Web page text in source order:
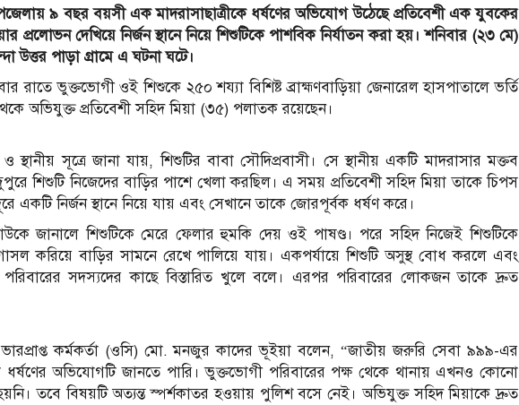
৯ বছর বয়সী এক মাদরাসাছাত্রীকে ধর্ষণের অভিযোগ উঠেছে প্রতিবেশী এক যুবকের
প্রলোভন দেখিয়ে নির্জন স্থানে নিয়ে শিশুটিকে পাশবিক নির্যাতন করা হয়। শনিবার (২৩ মে)
উত্তর পাড়া গ্রামে এ ঘটনা ঘটে।
রাতে ভুক্তভোগী ওই শিশুকে ২৫০ শয্যা বিশিষ্ট ব্রাহ্মণবাড়িয়া জেনারেল হাসপাতালে ভর্তি
অভিযুক্ত প্রতিবেশী সহিদ মিয়া (৩৫) পলাতক রয়েছেন।
সূত্রে জানা যায়, শিশুটির বাবা সৌদিপ্রবাসী। সে স্থানীয় একটি মাদরাসার মক্তব
শিশুটি নিজেদের বাড়ির পাশে খেলা করছিল। এ সময় প্রতিবেশী সহিদ মিয়া তাকে চিপস
একটি নির্জন স্থানে নিয়ে যায় এবং সেখানে তাকে জোরপূর্বক ধর্ষণ করে।
জানালে শিশুটিকে মেরে ফেলার হুমকি দেয় ওই পাষণ্ড। পরে সহিদ নিজেই শিশুটিকে
করিয়ে বাড়ির সামনে রেখে পালিয়ে যায়। একপর্যায়ে শিশুটি অসুস্থ বোধ করলে এবং
পরিবারের সদস্যদের কাছে বিস্তারিত খুলে বলে। এরপর পরিবারের লোকজন তাকে দ্রুত
কর্মকর্তা (ওসি) মো. মনজুর কাদের ভূইয়া বলেন, “জাতীয় জরুরি সেবা ৯৯৯-এর
অভিযোগটি জানতে পারি। ভুক্তভোগী পরিবারের পক্ষ থেকে থানায় এখনও কোনো
তবে বিষয়টি অত্যন্ত স্পর্শকাতর হওয়ায় পুলিশ বসে নেই। অভিযুক্ত সহিদ মিয়াকে দ্রুত